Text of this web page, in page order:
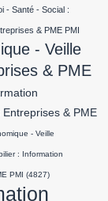
- Santé - Social :
& PME PMI
- Veille
& PME
& PME
- Veille
: Information
PMI (4827)